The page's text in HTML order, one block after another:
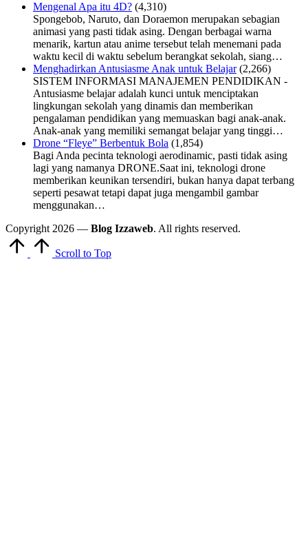
Mengenal Apa itu 4D? (4,310)
Spongebob, Naruto, dan Doraemon merupakan sebagian
animasi yang pasti tidak asing. Dengan berbagai warna
menarik, kartun atau anime tersebut telah menemani pada
waktu kecil di waktu sebelum berangkat sekolah, siang…
Menghadirkan Antusiasme Anak untuk Belajar (2,266)
SISTEM INFORMASI MANAJEMEN PENDIDIKAN -
Antusiasme belajar adalah kunci untuk menciptakan
lingkungan sekolah yang dinamis dan memberikan
pengalaman pendidikan yang memuaskan bagi anak-anak.
Anak-anak yang memiliki semangat belajar yang tinggi…
Drone “Fleye” Berbentuk Bola (1,854)
Bagi Anda pecinta teknologi aerodinamic, pasti tidak asing
lagi yang namanya DRONE.Saat ini, teknologi drone
memberikan keunikan tersendiri, bukan hanya dapat terbang
seperti pesawat tetapi dapat juga mengambil gambar
menggunakan…
Copyright 2026 — Blog Izzaweb. All rights reserved.
Scroll to Top